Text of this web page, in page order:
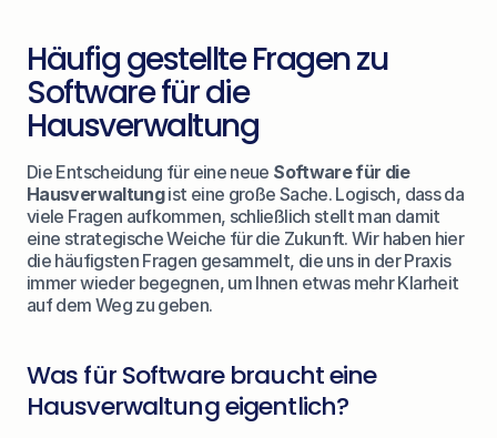
Häufig gestellte Fragen zu
Software für die
Hausverwaltung
Die Entscheidung für eine neue Software für die
Hausverwaltung ist eine große Sache. Logisch, dass da
viele Fragen aufkommen, schließlich stellt man damit
eine strategische Weiche für die Zukunft. Wir haben hier
die häufigsten Fragen gesammelt, die uns in der Praxis
immer wieder begegnen, um Ihnen etwas mehr Klarheit
auf dem Weg zu geben.
Was für Software braucht eine
Hausverwaltung eigentlich?